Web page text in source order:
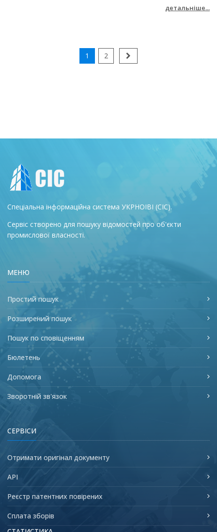
детальніше...
1 2
Спеціальна інформаційна система УКРНОІВІ (СІС).
Сервіс створено для пошуку відомостей про об'єкти
промислової власності.
МЕНЮ
Простий пошук
Розширений пошук
Пошук по сповіщенням
Бюлетень
Допомога
Зворотній зв'язок
СЕРВІСИ
Отримати оригінал документу
API
Реєстр патентних повірених
Сплата зборів